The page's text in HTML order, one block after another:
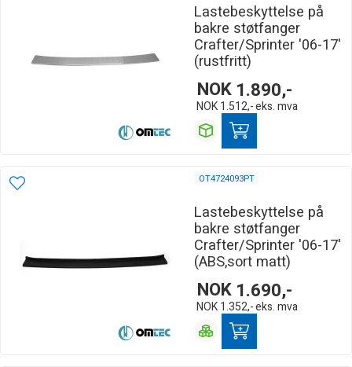
Lastebeskyttelse på
bakre støtfanger
Crafter/Sprinter '06-17'
(rustfritt)
NOK 1.890,-
NOK 1.512,-eks. mva
OT4724093PT
Lastebeskyttelse på
bakre støtfanger
Crafter/Sprinter '06-17'
(ABS,sort matt)
NOK 1.690,-
NOK 1.352,-eks. mva